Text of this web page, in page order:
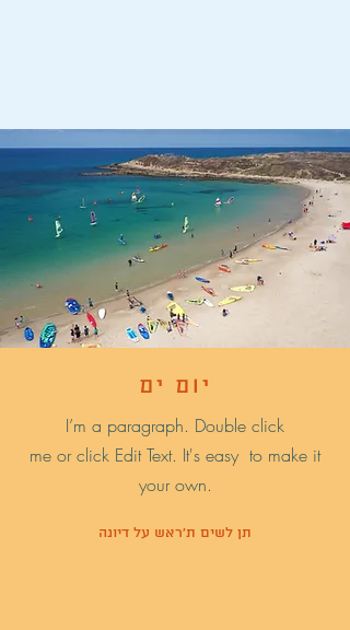
יום ים
I’m a paragraph. Double click
me or click Edit Text. It's easy to make it
your own.
תן לשים ת'ראש על דיונה